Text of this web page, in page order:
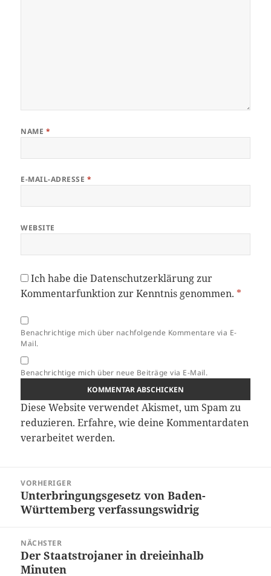
NAME *
E-MAIL-ADRESSE *
WEBSITE
Ich habe dieDatenschutzerklärungzur
Kommentarfunktion zur Kenntnis genommen. *
Benachrichtige mich über nachfolgende Kommentare via E-
Mail.
Benachrichtige mich über neue Beiträge via E-Mail.
Diese Website verwendet Akismet, um Spam zu
reduzieren.Erfahre, wie deine Kommentardaten
verarbeitet werden.
VORHERIGER
Vorheriger
Beitrag:
Unterbringungsgesetz von Baden-
Württemberg verfassungswidrig
NÄCHSTER
Nächster
Beitrag:
Der Staatstrojaner in dreieinhalb
Minuten